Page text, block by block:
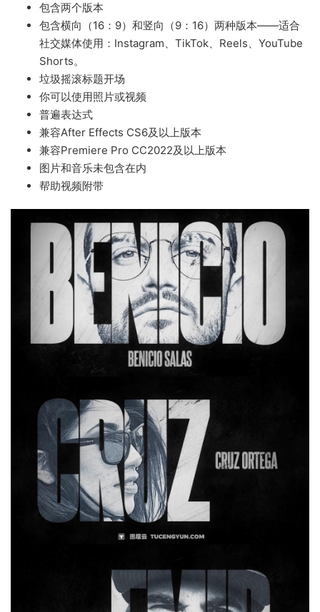
包含两个版本
包含横向（16：9）和竖向（9：16）两种版本——适合
社交媒体使用：Instagram、TikTok、Reels、YouTube
Shorts。
垃圾摇滚标题开场
你可以使用照片或视频
普遍表达式
兼容After Effects CS6及以上版本
兼容Premiere Pro CC2022及以上版本
图片和音乐未包含在内
帮助视频附带